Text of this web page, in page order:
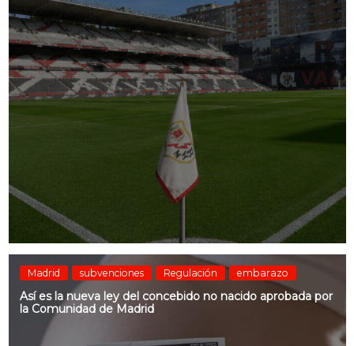
Madrid subvenciones Regulación embarazo
Así es la nueva ley del concebido no nacido aprobada por
la Comunidad de Madrid